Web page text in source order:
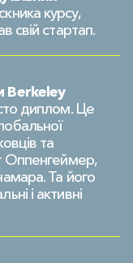
курсу,
свій стартап.
Berkeley
диплом. Це
та
Оппенгеймер,
Та його
і активні